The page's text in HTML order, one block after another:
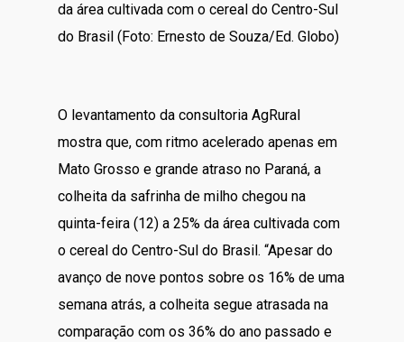
da área cultivada com o cereal do Centro-Sul
do Brasil (Foto: Ernesto de Souza/Ed. Globo)
O levantamento da consultoria AgRural
mostra que, com ritmo acelerado apenas em
Mato Grosso e grande atraso no Paraná, a
colheita da safrinha de milho chegou na
quinta-feira (12) a 25% da área cultivada com
o cereal do Centro-Sul do Brasil. “Apesar do
avanço de nove pontos sobre os 16% de uma
semana atrás, a colheita segue atrasada na
comparação com os 36% do ano passado e